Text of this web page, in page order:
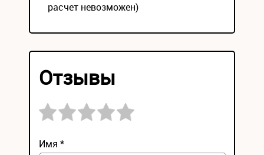
расчет невозможен)
Отзывы
Имя *